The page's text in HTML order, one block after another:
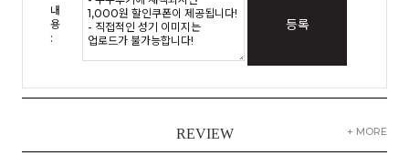
내
용
:
등록
REVIEW + MORE